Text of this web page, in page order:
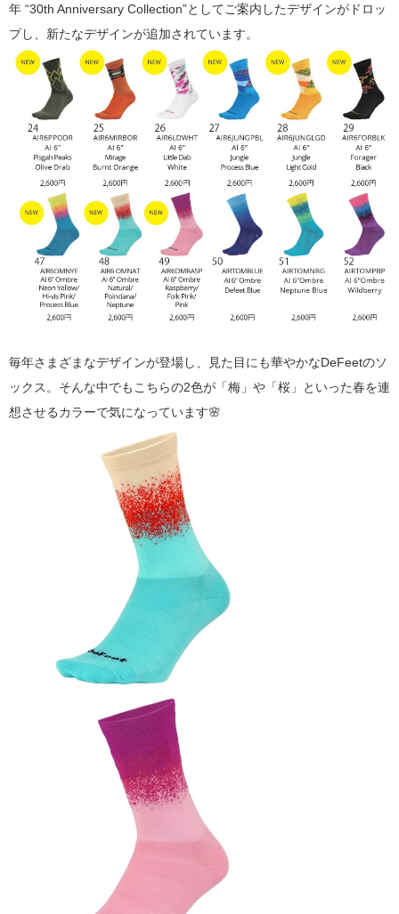
年 “30th Anniversary Collection”としてご案内したデザインがドロッ
プし、新たなデザインが追加されています。
毎年さまざまなデザインが登場し、見た目にも華やかなDeFeetのソ
ックス。そんな中でもこちらの2色が「梅」や「桜」といった春を連
想させるカラーで気になっています🌸